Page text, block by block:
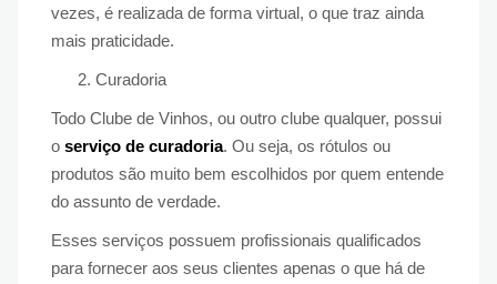
vezes, é realizada de forma virtual, o que traz ainda
mais praticidade.
Curadoria
Todo Clube de Vinhos, ou outro clube qualquer, possui
o serviço de curadoria. Ou seja, os rótulos ou
produtos são muito bem escolhidos por quem entende
do assunto de verdade.
Esses serviços possuem profissionais qualificados
para fornecer aos seus clientes apenas o que há de